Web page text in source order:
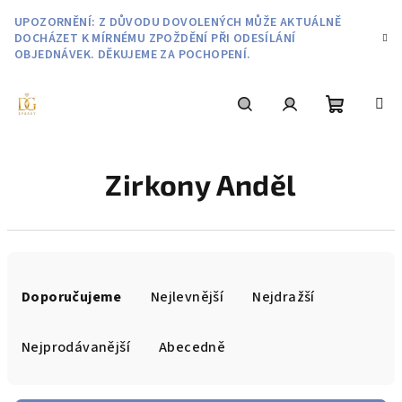
obsah
UPOZORNĚNÍ: Z DŮVODU DOVOLENÝCH MŮŽE AKTUÁLNĚ
DOCHÁZET K MÍRNÉMU ZPOŽDĚNÍ PŘI ODESÍLÁNÍ
OBJEDNÁVEK. DĚKUJEME ZA POCHOPENÍ.
Zirkony Anděl
Doporučujeme Nejlevnější Nejdražší
Nejprodávanější Abecedně